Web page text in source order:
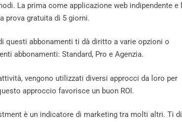
La prima come applicazione web indipendente e
prova gratuita di 5 giorni.
questi abbonamenti ti dà diritto a varie opzioni o
abbonamenti: Standard, Pro e Agenzia.
vengono utilizzati diversi approcci da loro per
approccio favorisce un buon ROI.
è un indicatore di marketing tra molti altri. Ti